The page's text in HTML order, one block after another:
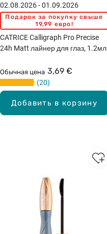
Добавить в корзину
02.08.2026 - 01.09.2026
Подарок за покупку свыше
19,99 евро!
CATRICE Calligraph Pro Precise
24h Matt лайнер для глаз, 1.2мл
Обычная цена 3,69 €
20